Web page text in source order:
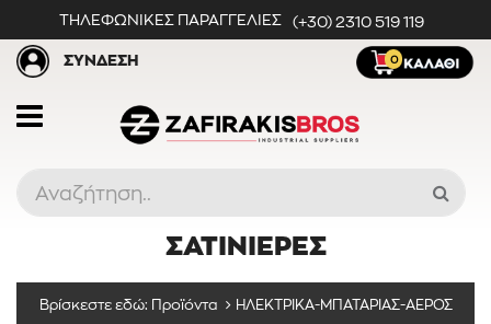
ΤΗΛΕΦΩΝΙΚΕΣ ΠΑΡΑΓΓΕΛΙΕΣ (+30) 2310 519 119
0
ΣΥΝΔΕΣΗ
ΣΑΤΙΝΙΕΡΕΣ
Βρίσκεστε εδώ: Προϊόντα
ΗΛΕΚΤΡΙΚΑ-ΜΠΑΤΑΡΙΑΣ-ΑΕΡΟΣ